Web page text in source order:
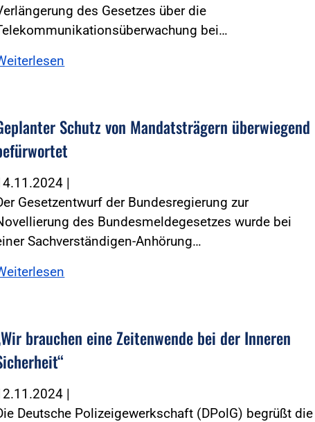
des Gesetzes über die
bei…
Schutz von Mandatsträgern überwiegend
|
Gesetzentwurf der Bundesregierung zur
des Bundesmeldegesetzes wurde bei
Sachverständigen-Anhörung…
brauchen eine Zeitenwende bei der Inneren
|
Deutsche Polizeigewerkschaft (DPolG) begrüßt die